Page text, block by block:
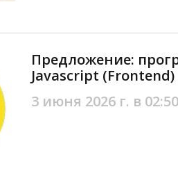
Предложение:
Javascript
3 июня 2026 г. в 02:50